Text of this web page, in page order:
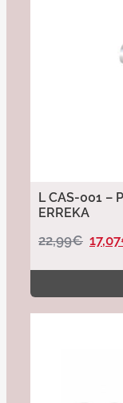
L CAS-001 –
ERREKA
22,99€ 17,07